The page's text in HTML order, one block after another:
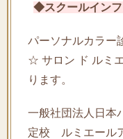
◆スクールイン
パーソナルカラー
☆ サロン ド ルミ
ります。
一般社団法人日本
定校 ルミエール